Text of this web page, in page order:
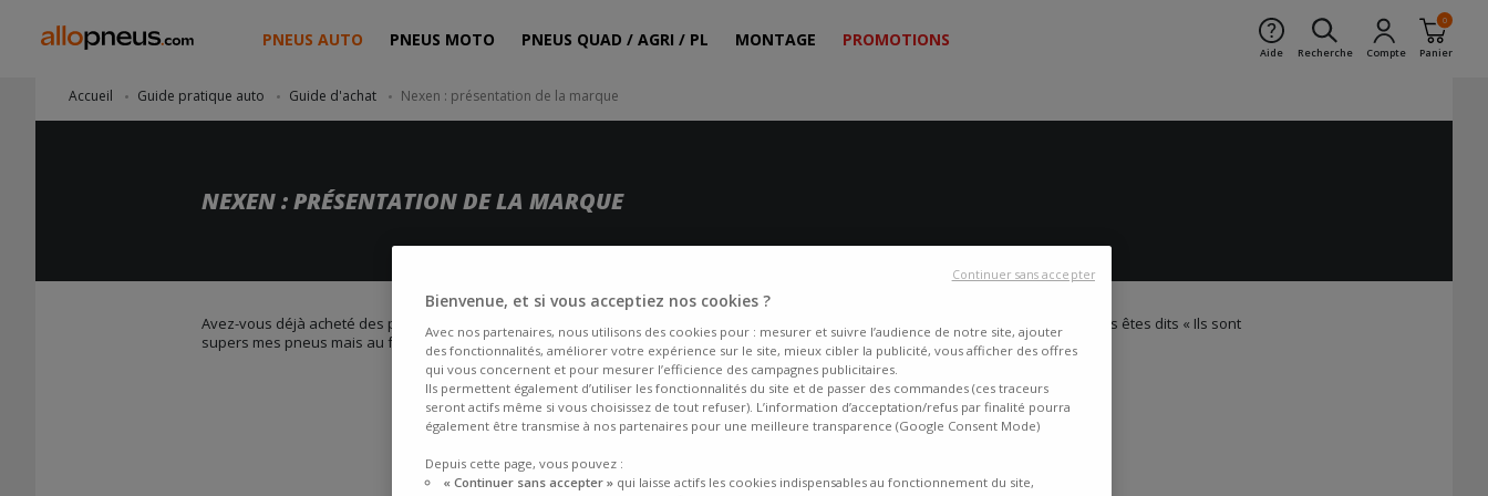
PNEUS AUTO PNEUS MOTO PNEUS QUAD / AGRI / PL MONTAGE PROMOTIONS
Aide Recherche Compte
0
Panier
Accueil Guide pratique auto Guide d'achat Nexen : présentation de la marque
NEXEN : PRÉSENTATION DE LA MARQUE
Avez-vous déjà acheté des pneus Nexen ? Peut-être même que votre véhicule en est équipé sans que vous le sachiez et que vous vous êtes dits « Ils sont
supers mes pneus mais au fait c’est quoi comme marque ?
Bienvenue, et si vous acceptiez nos cookies ?
Avec nos partenaires, nous utilisons des cookies pour : mesurer et suivre l’audience de notre site, ajouter
des fonctionnalités, améliorer votre expérience sur le site, mieux cibler la publicité, vous afficher des offres
qui vous concernent et pour mesurer l’efficience des campagnes publicitaires.
Ils permettent également d’utiliser les fonctionnalités du site et de passer des commandes (ces traceurs
seront actifs même si vous choisissez de tout refuser). L’information d’acceptation/refus par finalité pourra
également être transmise à nos partenaires pour une meilleure transparence (Google Consent Mode)
Depuis cette page, vous pouvez :
« Continuer sans accepter » qui laisse actifs les cookies indispensables au fonctionnement du site,
Continuer sans accepter